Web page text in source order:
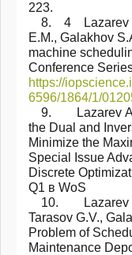
223.
8. 4 Lazarev
E.M., Galakhov
machine
Conference
https://
6596/1864/1/
9. Lazarev
the Dual and
Minimize the
Special Issue
Discrete
Q1 в WoS
10. Lazarev
Tarasov G.V.,
Problem of
Maintenance